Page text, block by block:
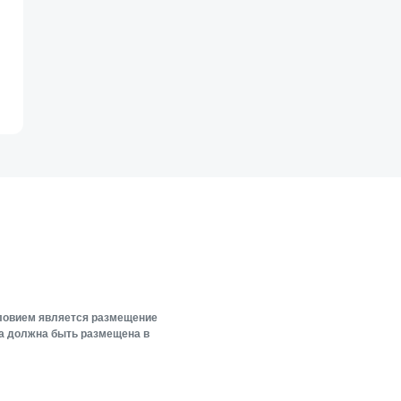
является размещение
должна быть размещена в